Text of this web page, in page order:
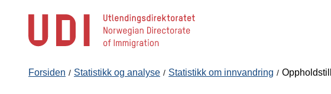
Forsiden Statistikk og analyse Statistikk om innvandring